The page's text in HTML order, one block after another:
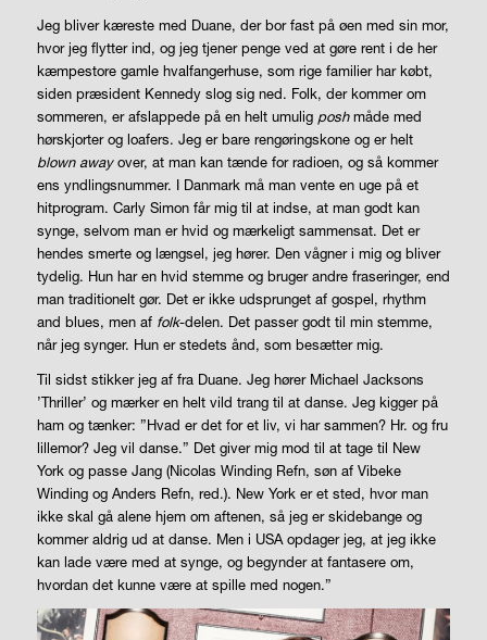
Jeg bliver kæreste med Duane, der bor fast på øen med sin mor,
hvor jeg flytter ind, og jeg tjener penge ved at gøre rent i de her
kæmpestore gamle hvalfangerhuse, som rige familier har købt,
siden præsident Kennedy slog sig ned. Folk, der kommer om
sommeren, er afslappede på en helt umulig poshmåde med
hørskjorter og loafers. Jeg er bare rengøringskone og er helt
blown awayover, at man kan tænde for ­radi­o­­en, og så kommer
ens yndlingsnummer. I Danmark må man vente en uge på et
hitprogram. Carly Simon får mig til at indse, at man godt kan
synge, selvom man er hvid og mærkeligt sammensat. Det er
hendes smerte og længsel, jeg hører. Den vågner i mig og bliver
tydelig. Hun har en hvid stemme og bruger andre fraseringer, end
man traditionelt gør. Det er ikke udsprunget af gospel, rhythm
and blues, men af folk-delen. Det passer godt til min stemme,
når jeg synger. Hun er stedets ånd, som besætter mig.
Til sidst stikker jeg af fra Duane. Jeg hører Michael Jacksons
’Thriller’ og mærker en helt vild trang til at danse. Jeg kigger på
ham og tænker: ”Hvad er det for et liv, vi har sammen? Hr. og fru
lillemor? Jeg vil danse.” Det giver mig mod til at tage til New
York og passe Jang (Nicolas Winding Refn, søn af Vibeke
Winding og Anders Refn, red.). New York er et sted, hvor man
ikke skal gå alene hjem om aftenen, så jeg er skidebange og
kommer aldrig ud at danse. Men i USA opdager jeg, at jeg ikke
kan lade være med at synge, og begynder at fantasere om,
hvordan det kunne være at spille med nogen.”